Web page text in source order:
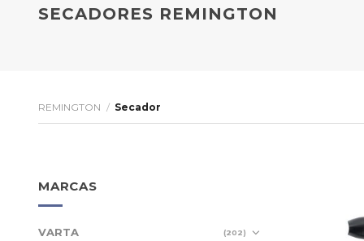
SECADORES REMINGTON
REMINGTON / Secador
MARCAS
VARTA (202)